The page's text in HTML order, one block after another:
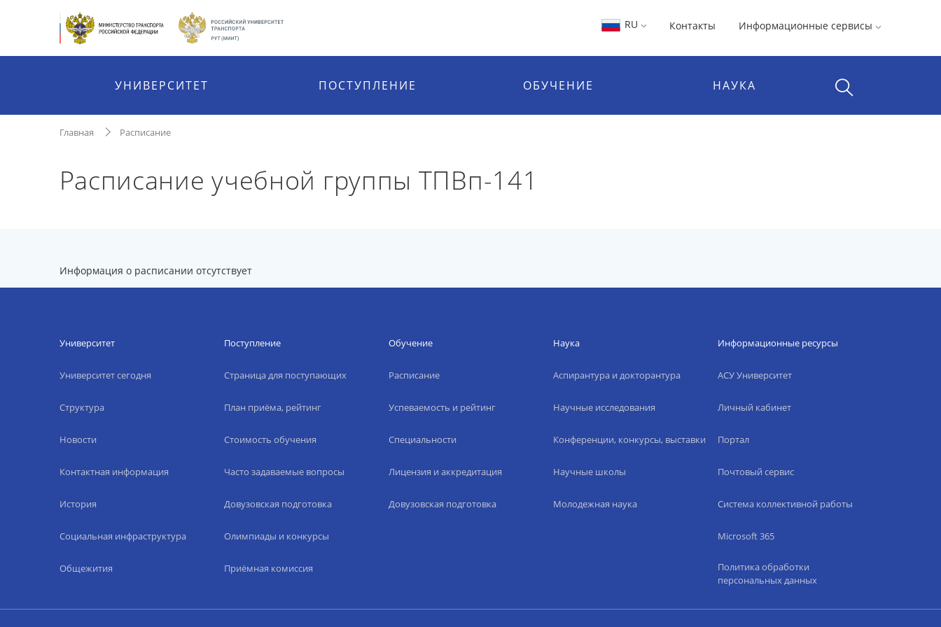
RU Контакты Информационные сервисы
УНИВЕРСИТЕТ ПОСТУПЛЕНИЕ ОБУЧЕНИЕ НАУКА
Главная Расписание
Расписание учебной группы ТПВп-141
Информация о расписании отсутствует
Университет
Университет сегодня
Структура
Новости
Контактная информация
История
Социальная инфраструктура
Общежития
Поступление
Страница для поступающих
План приёма, рейтинг
Стоимость обучения
Часто задаваемые вопросы
Довузовская подготовка
Олимпиады и конкурсы
Приёмная комиссия
Обучение
Расписание
Успеваемость и рейтинг
Специальности
Лицензия и аккредитация
Довузовская подготовка
Наука
Аспирантура и докторантура
Научные исследования
Конференции, конкурсы, выставки
Научные школы
Молодежная наука
Информационные ресурсы
АСУ Университет
Личный кабинет
Портал
Почтовый сервис
Система коллективной работы
Microsoft 365
Политика обработки
персональных данных